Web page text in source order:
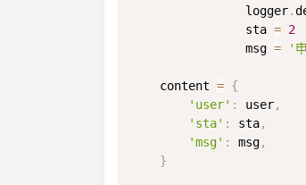
                logger
.
                sta
= 2
                msg
= '
    content
= {
'user' : user,
'sta' : sta,
'msg' : msg,
}